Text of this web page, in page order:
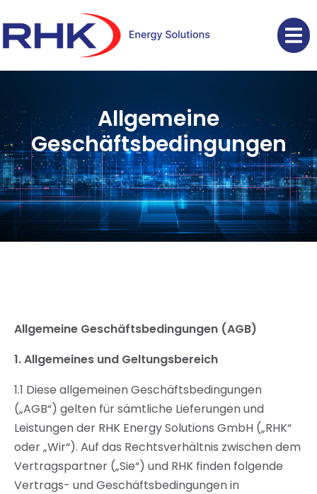
Allgemeine
Geschäftsbedingungen
Allgemeine Geschäftsbedingungen (AGB)
1.Allgemeines und Geltungsbereich
1.1 Diese allgemeinen Geschäftsbedingungen
(„AGB“) gelten für sämtliche Lieferungen und
Leistungen der RHK Energy Solutions GmbH („RHK“
oder „Wir“). Auf das Rechtsverhältnis zwischen dem
Vertragspartner („Sie“) und RHK finden folgende
Vertrags- und Geschäftsbedingungen in